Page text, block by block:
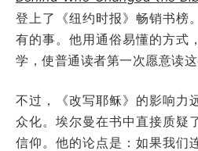
登上了《纽约时报》畅销书榜
有的事。他用通俗易懂的方式
学，使普通读者第一次愿意读这
不过，《改写耶稣》的影响力
众化。埃尔曼在书中直接质疑
信仰。他的论点是：如果我们